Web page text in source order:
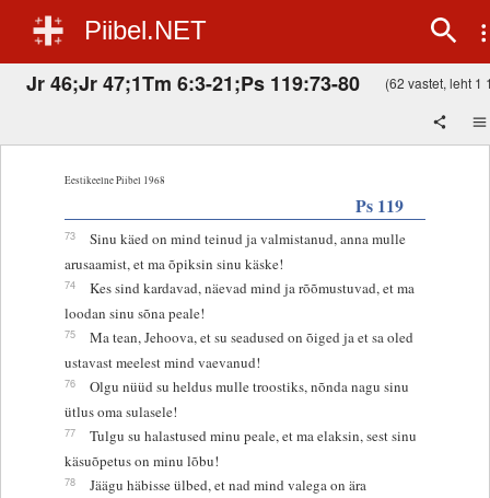
Piibel.NET
Jr 46;Jr 47;1Tm 6:3-21;Ps 119:73-80 (62 vastet, leht 1
Eestikeelne Piibel 1968
Ps 119
73
Sinu käed on mind teinud ja valmistanud, anna mulle
arusaamist, et ma õpiksin sinu käske!
74
Kes sind kardavad, näevad mind ja rõõmustuvad, et ma
loodan sinu sõna peale!
75
Ma tean, Jehoova, et su seadused on õiged ja et sa oled
ustavast meelest mind vaevanud!
76
Olgu nüüd su heldus mulle troostiks, nõnda nagu sinu
ütlus oma sulasele!
77
Tulgu su halastused minu peale, et ma elaksin, sest sinu
käsuõpetus on minu lõbu!
78
Jäägu häbisse ülbed, et nad mind valega on ära